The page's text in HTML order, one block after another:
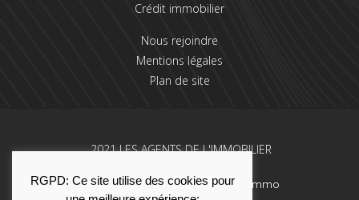
Crédit immobilier
Nous rejoindre
Mentions légales
Plan de site
2021 LES AGENTS DE L'IMMOBILIER
Une réalisation La Solution Immo
RGPD: Ce site utilise des cookies pour